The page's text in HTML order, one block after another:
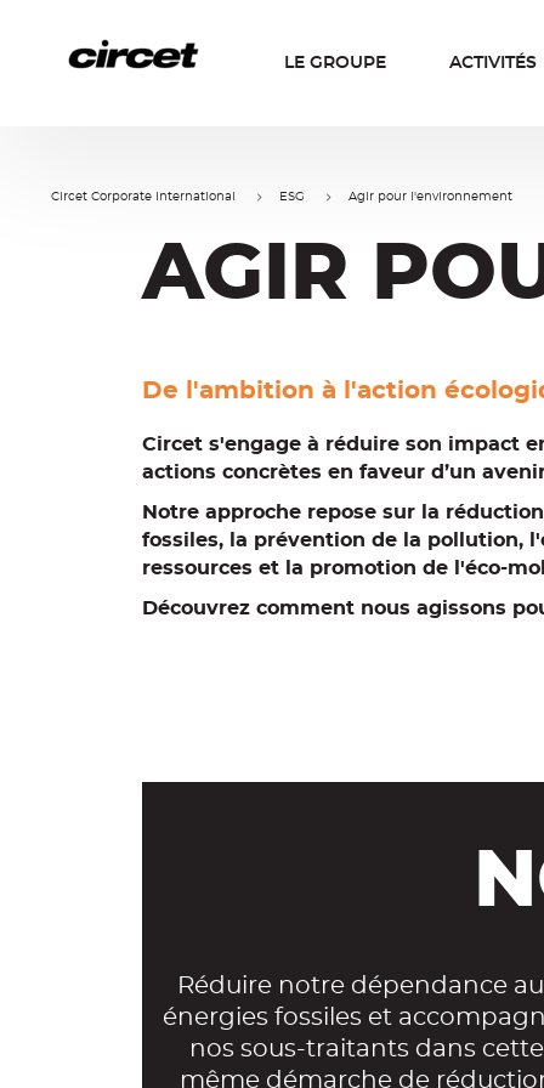
contenu
LE GROUPE ACTIVITÉS
Circet Corporate International ESG Agir pour l'environnement
AGIR
De l'ambition à l'action
Circet s'engage à réduire son impact
actions concrètes en faveur d’un
Notre approche repose sur la
fossiles, la prévention de la pollution,
ressources et la promotion de l'éco-
Découvrez comment nous agissons
Réduire notre dépendance
énergies fossiles et
nos sous-traitants dans cette
même démarche de